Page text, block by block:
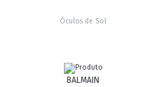
Óculos de Sol
BALMAIN